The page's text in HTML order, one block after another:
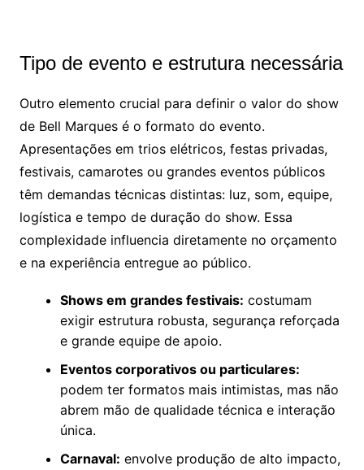
Tipo de evento e estrutura necessária
Outro elemento crucial para definir o valor do show
de Bell Marques é o formato do evento.
Apresentações em trios elétricos, festas privadas,
festivais, camarotes ou grandes eventos públicos
têm demandas técnicas distintas: luz, som, equipe,
logística e tempo de duração do show. Essa
complexidade influencia diretamente no orçamento
e na experiência entregue ao público.
Shows em grandes festivais: costumam
exigir estrutura robusta, segurança reforçada
e grande equipe de apoio.
Eventos corporativos ou particulares:
podem ter formatos mais intimistas, mas não
abrem mão de qualidade técnica e interação
única.
Carnaval: envolve produção de alto impacto,